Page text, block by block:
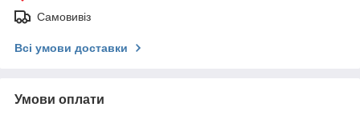
Самовивіз
Всі умови доставки
Умови оплати